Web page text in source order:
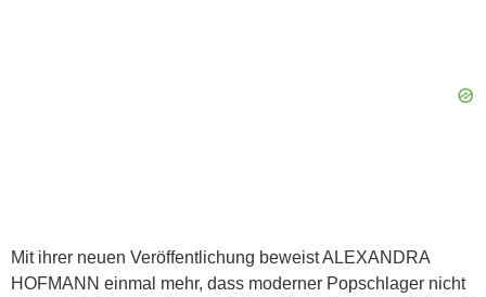
Mit ihrer neuen Veröffentlichung beweist ALEXANDRA
HOFMANN einmal mehr, dass moderner Popschlager nicht